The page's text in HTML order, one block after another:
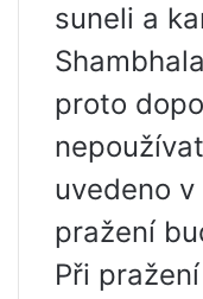
suneli a
proto
uvedeno
pražení
Při